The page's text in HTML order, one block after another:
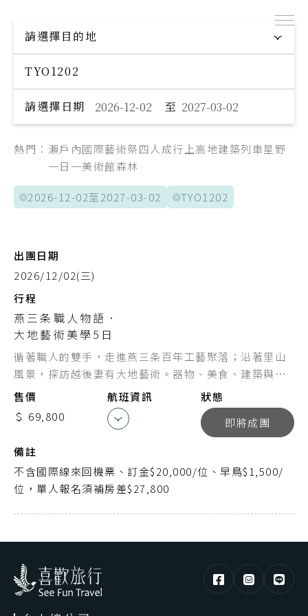
探索專屬您的旅程
Explore your trip
請選擇目的地
請選擇日期 至
熱門： 瀨戶內國際藝術祭四人成行 上高地建築列車星野
一日一美術館森林
2026-12-02至2027-03-02 TYO1202
出團日期
2026/12/02(三)
行程
燕三条職人物語．
大地藝術美學5日
循著職人的雙手，走進燕三条百年工藝聚落；沿著里山
風景，探訪越後妻有大地藝術。器物、美食、建築與風
土交織成旅程風景，在新潟感受工藝與藝術共鳴的深度
售價
＄ 69,800
航班資訊
狀態
即將成團
備註
不含國際線來回機票、訂金$20,000/位、早鳥$1,500/
位，單人報名須補房差$27,800
航班日
起點 桃園機場
航空公司 中華航空
航班編號 CI100
抵達時間
起點 成田空港
迄點 桃園機場
航空公司 中華航空
航班編號 CI105
抵達時間 20:55